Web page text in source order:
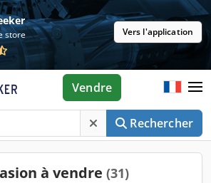
store Vers l'application
Rechercher
Vendre
à vendre (31)